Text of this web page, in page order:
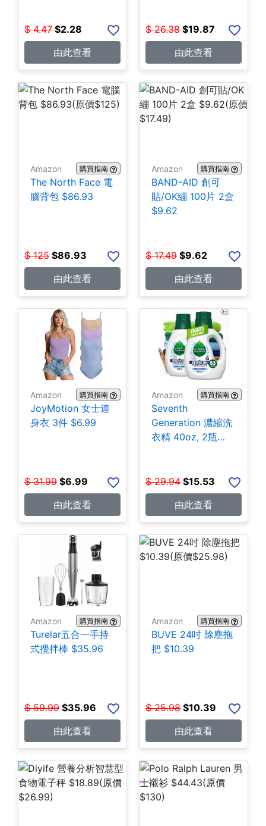
$ 4.47 $2.28
由此查看
$ 26.38 $19.87
由此查看
Amazon 購買指南
The North Face 電
腦背包 $86.93
$ 125 $86.93
由此查看
Amazon 購買指南
BAND-AID 創可
貼/OK繃 100片 2盒
$9.62
$ 17.49 $9.62
由此查看
Amazon 購買指南
JoyMotion 女士連
身衣 3件 $6.99
$ 31.99 $6.99
由此查看
Amazon 購買指南
Seventh
Generation 濃縮洗
衣精 40oz, 2瓶
$ 29.94 $15.53
由此查看
Amazon 購買指南
Turelar五合一手持
式攪拌棒 $35.96
$ 59.99 $35.96
由此查看
Amazon 購買指南
BUVE 24吋 除塵拖
把 $10.39
$ 25.98 $10.39
由此查看